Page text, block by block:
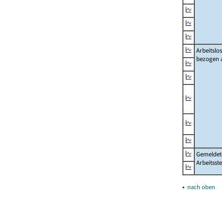
bezogen
▴ nach oben